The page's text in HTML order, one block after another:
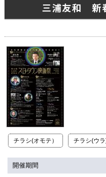
サービス
三浦友和 新
チラシ(オモテ） チラシ(ウ
開催期間
イベント
プラットについて
チケット・座席表・鑑賞
施設の利用について
サポート
関連団体・施設